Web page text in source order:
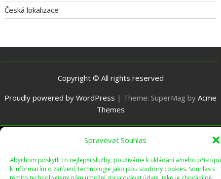
Spravovat Souhlas
Abychom poskytli co nejlepší služby, používáme k ukládání a/nebo přístupu
k informacím o zařízení, technologie jako jsou soubory cookies. Souhlas s
Česká lokalizace
Copyright © All rights reserved
Proudly powered by WordPress | Theme: SuperMag by Acme
Themes